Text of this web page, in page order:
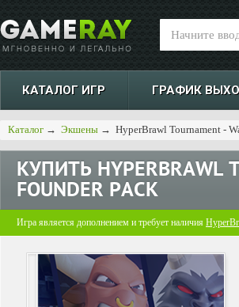
КАТАЛОГ ИГР ГРАФИК
Каталог → Экшены → HyperBrawl Tournament -
КУПИТЬ HYPERBRAWL
FOUNDER PACK
Игра является дополнением и требует наличия